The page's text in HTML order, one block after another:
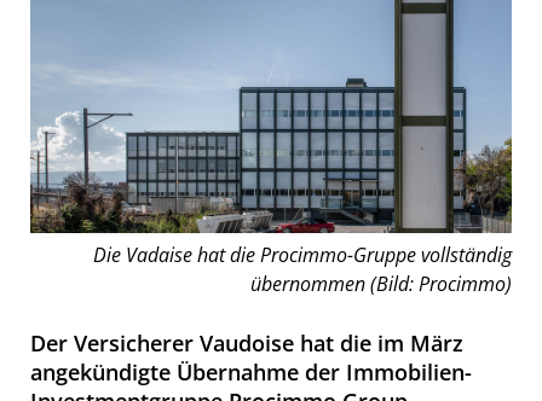
Die Vadaise hat die Procimmo-Gruppe vollständig
übernommen (Bild: Procimmo)
Der Versicherer Vaudoise hat die im März
angekündigte Übernahme der Immobilien-